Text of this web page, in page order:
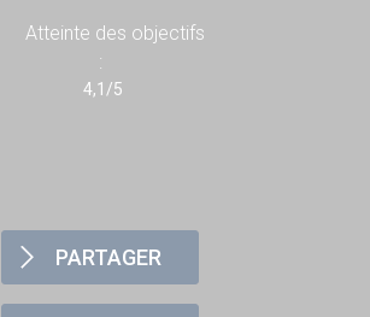
Atteinte des objectifs
:
4,1/5
PARTAGER